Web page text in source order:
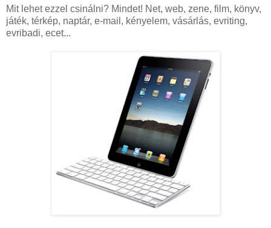
Mit lehet ezzel csinálni? Mindet! Net, web, zene, film, könyv,
játék, térkép, naptár, e-mail, kényelem, vásárlás, evriting,
evribadi, ecet...